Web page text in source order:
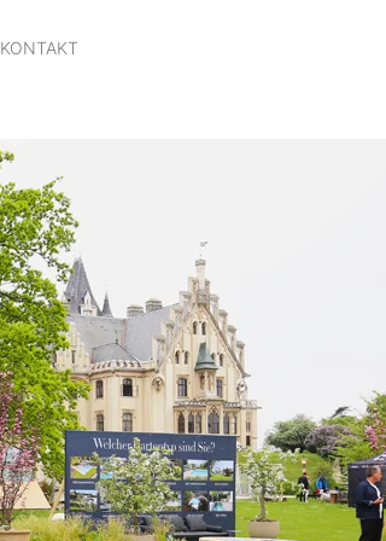
KONTAKT